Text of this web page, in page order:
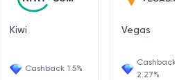
Kiwi
Cashback 1.5%
Vegas
Cashback
2.27%